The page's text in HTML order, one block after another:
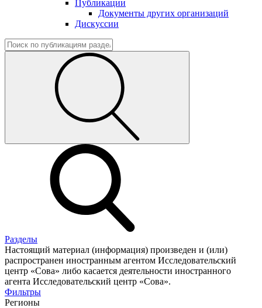
Публикации
Документы других организаций
Дискуссии
Разделы
Настоящий материал (информация) произведен и (или)
распространен иностранным агентом Исследовательский
центр «Сова» либо касается деятельности иностранного
агента Исследовательский центр «Сова».
Фильтры
Регионы